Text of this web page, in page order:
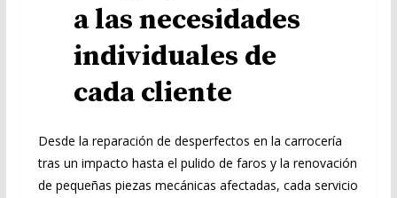
a las necesidades
individuales de
cada cliente
Desde la reparación de desperfectos en la carrocería
tras un impacto hasta el pulido de faros y la renovación
de pequeñas piezas mecánicas afectadas, cada servicio